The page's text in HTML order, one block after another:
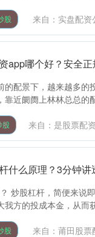
股 来自：实盘配资
app哪个好？安全
的配景下，越来越多
靠近阛阓上林林总总
股 来自：是股票配资
什么原理？3分钟讲
炒股杠杆，简便来说
我方的投成本金，从
股 来自：莆田股票